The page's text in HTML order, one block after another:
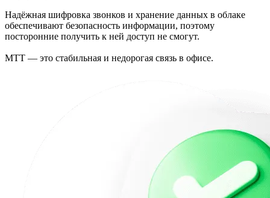
Надёжная шифровка звонков и хранение данных в облаке
обеспечивают безопасность информации, поэтому
посторонние получить к ней доступ не смогут.
МТТ — это стабильная и недорогая связь в офисе.